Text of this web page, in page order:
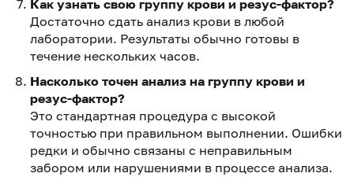
Как узнать свою группу крови и резус-фактор?
Достаточно сдать анализ крови в любой
лаборатории. Результаты обычно готовы в
течение нескольких часов.
Насколько точен анализ на группу крови и
резус-фактор?
Это стандартная процедура с высокой
точностью при правильном выполнении. Ошибки
редки и обычно связаны с неправильным
забором или нарушениями в процессе анализа.